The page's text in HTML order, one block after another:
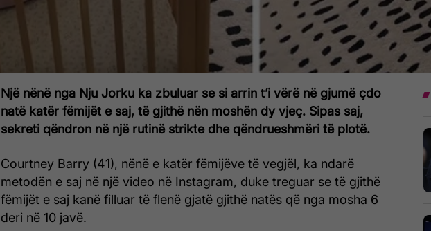
Një nënë nga Nju Jorku ka zbuluar se si arrin t’i vërë në gjumë çdo
natë katër fëmijët e saj, të gjithë nën moshën dy vjeç. Sipas saj,
sekreti qëndron në një rutinë strikte dhe qëndrueshmëri të plotë.
Courtney Barry (41), nënë e katër fëmijëve të vegjël, ka ndarë
metodën e saj në një video në Instagram, duke treguar se të gjithë
fëmijët e saj kanë filluar të flenë gjatë gjithë natës që nga mosha 6
deri në 10 javë.